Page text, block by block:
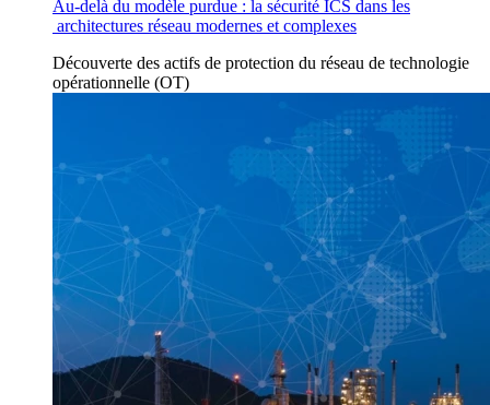
Au-delà du modèle purdue : la sécurité ICS dans les
architectures réseau modernes et complexes
Découverte des actifs de protection du réseau de technologie
opérationnelle (OT)